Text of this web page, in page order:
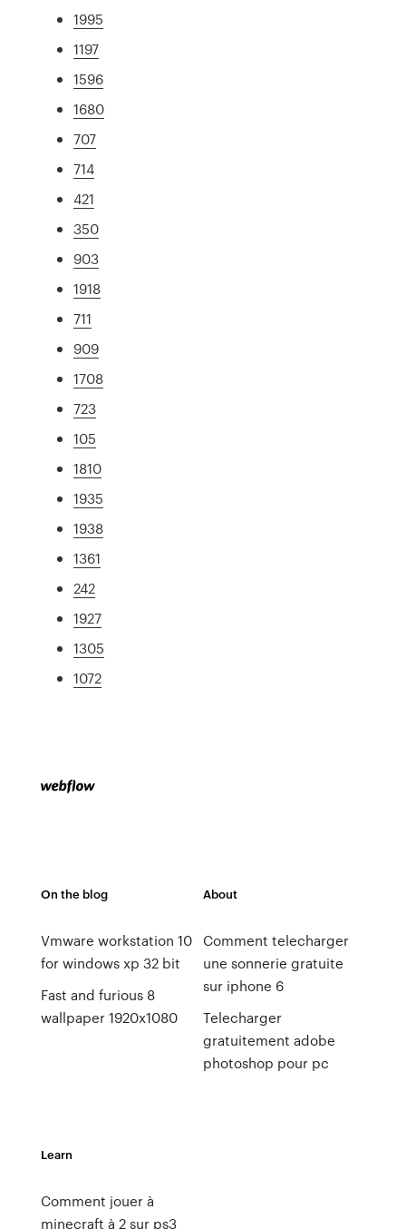
1995
1197
1596
1680
707
714
421
350
903
1918
711
909
1708
723
105
1810
1935
1938
1361
242
1927
1305
1072
On the blog
Vmware workstation 10
for windows xp 32 bit
Fast and furious 8
wallpaper 1920x1080
About
Comment telecharger
une sonnerie gratuite
sur iphone 6
Telecharger
gratuitement adobe
photoshop pour pc
Learn
Comment jouer à
minecraft à 2 sur ps3